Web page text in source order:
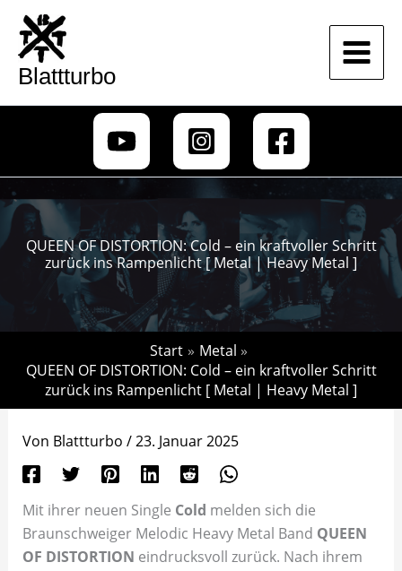
Zum
Inhalt
springen
Blattturbo
QUEEN OF DISTORTION: Cold – ein kraftvoller Schritt
zurück ins Rampenlicht [ Metal | Heavy Metal ]
Start
Metal
QUEEN OF DISTORTION: Cold – ein kraftvoller Schritt
zurück ins Rampenlicht [ Metal | Heavy Metal ]
Von Blattturbo /23. Januar 2025
Mit ihrer neuen Single Cold melden sich die
Braunschweiger Melodic Heavy Metal Band QUEEN
OF DISTORTION eindrucksvoll zurück. Nach ihrem